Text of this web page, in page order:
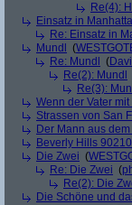
Re(4):
Einsatz in
Re: Einsatz in
Mundl
(
Re: Mundl
(
Re(2): Mundl
Re(3):
Wenn der Vater
Strassen von San
Der Mann aus
Beverly Hills 90210
Die Zwei (
Re: Die Zwei (
Re(2): Die
Die Schöne und